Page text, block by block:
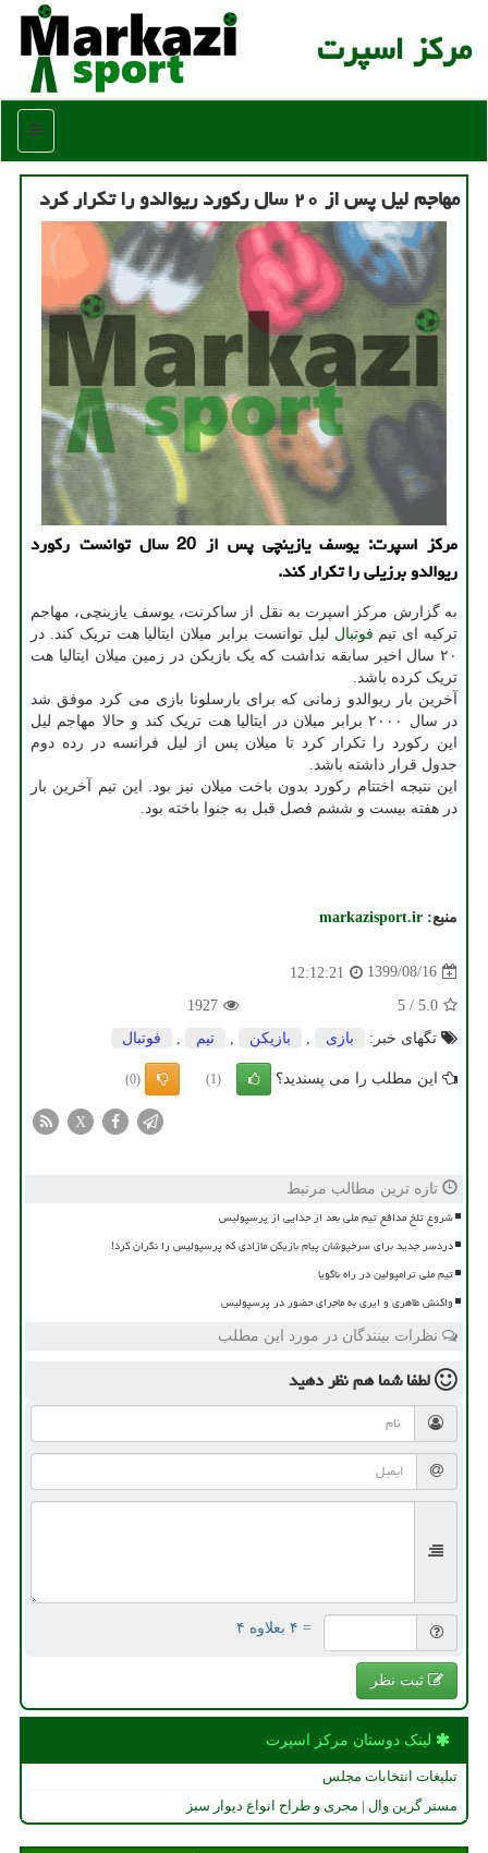
مركز اسپرت
منو
مهاجم لیل پس از ۲۰ سال ركورد ریوالدو را تكرار كرد
مركز اسپرت: یوسف یازینچی پس از 20 سال توانست ركورد
ریوالدو برزیلی را تكرار كند.
به گزارش مرکز اسپرت به نقل از ساکرنت، یوسف یازینچی، مهاجم
ترکیه ای تیم فوتبال لیل توانست برابر میلان ایتالیا هت تریک کند. در
۲۰ سال اخیر سابقه نداشت که یک بازیکن در زمین میلان ایتالیا هت
تریک کرده باشد.
آخرین بار ریوالدو زمانی که برای بارسلونا بازی می کرد موفق شد
در سال ۲۰۰۰ برابر میلان در ایتالیا هت تریک کند و حالا مهاجم لیل
این رکورد را تکرار کرد تا میلان پس از لیل فرانسه در رده دوم
جدول قرار داشته باشد.
این نتیجه اختتام رکورد بدون باخت میلان نیز بود. این تیم آخرین بار
در هفته بیست و ششم فصل قبل به جنوا باخته بود.
منبع: markazisport.ir
1399/08/16
12:12:21
5.0
/
5
1927
تگهای خبر:
بازی بازیكن تیم فوتبال
این مطلب را می پسندید؟ (1)
(0)
X
تازه ترین مطالب مرتبط
شروع تلخ مدافع تیم ملی بعد از جدایی از پرسپولیس
دردسر جدید برای سرخپوشان پیام بازیکن مازادی که پرسپولیس را نگران کرد!
تیم ملی ترامپولین در راه ناگویا
واکنش طاهری و ایری به ماجرای حضور در پرسپولیس
نظرات بینندگان در مورد این مطلب
لطفا شما همنظر دهید
= ۴ بعلاوه ۴
ثبت نظر
لینک دوستان مركز اسپرت
تبلیغات انتخابات مجلس
مستر گرین وال | مجری و طراح انواع دیوار سبز